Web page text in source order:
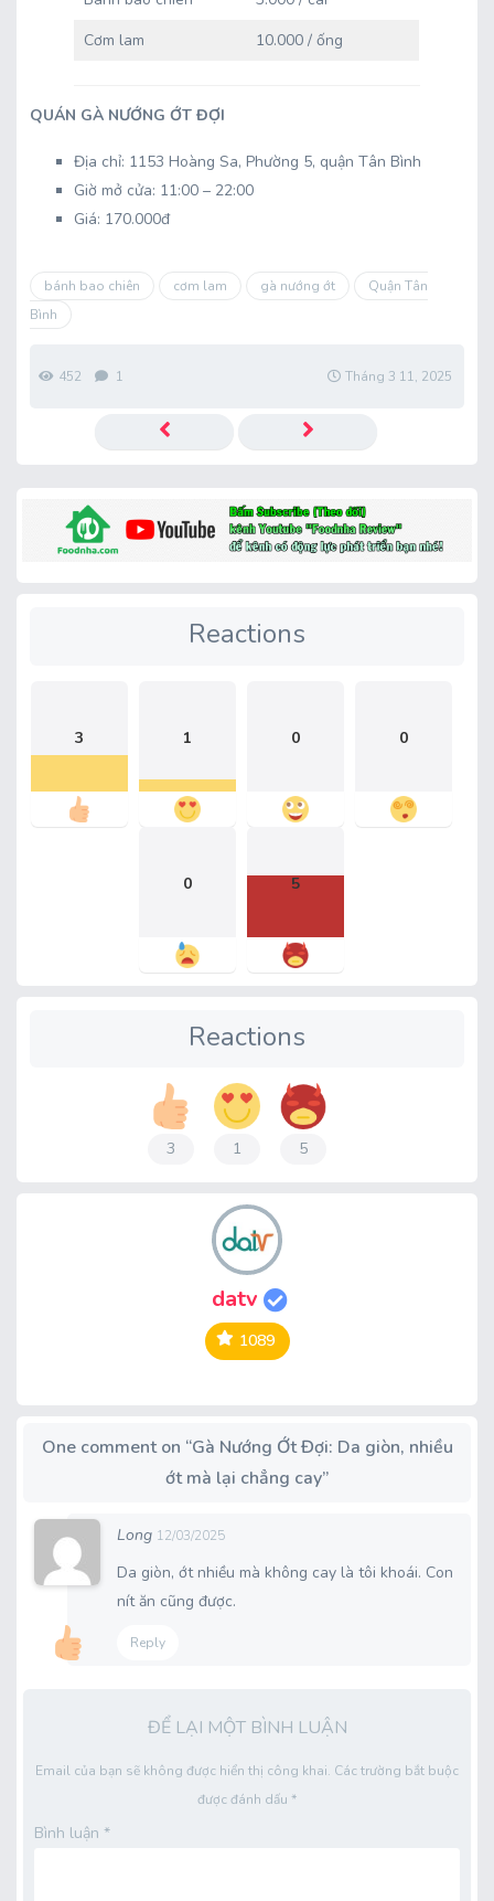
Cơm lam
10.000 / ống
QUÁN GÀ NƯỚNG ỚT ĐỢI
Địa chỉ: 1153 Hoàng Sa, Phường 5, quận Tân Bình
Giờ mở cửa: 11:00 – 22:00
Giá: 170.000đ
bánh bao chiên cơm lam gà nướng ớt
Quận Tân
Bình
452 1 Tháng 3 11, 2025
Reactions
3 1 0 0
0 5
Reactions
3 1 5
datv
1089
One comment on “Gà Nướng Ớt Đợi: Da giòn, nhiều
ớt mà lại chẳng cay”
Long 12/03/2025
Da giòn, ớt nhiều mà không cay là tôi khoái. Con
nít ăn cũng được.
Reply
ĐỂ LẠI MỘT BÌNH LUẬN
Email của bạn sẽ không được hiển thị công khai. Các trường bắt buộc
được đánh dấu *
Bình luận *